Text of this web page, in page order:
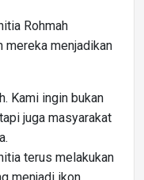
Rohmah
mereka menjadikan
Kami ingin bukan
juga masyarakat
terus melakukan